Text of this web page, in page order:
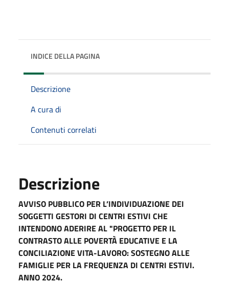
INDICE DELLA PAGINA
Descrizione
A cura di
Contenuti correlati
Descrizione
AVVISO PUBBLICO PER L’INDIVIDUAZIONE DEI
SOGGETTI GESTORI DI CENTRI ESTIVI CHE
INTENDONO ADERIRE AL "PROGETTO PER IL
CONTRASTO ALLE POVERTÀ EDUCATIVE E LA
CONCILIAZIONE VITA-LAVORO: SOSTEGNO ALLE
FAMIGLIE PER LA FREQUENZA DI CENTRI ESTIVI.
ANNO 2024.